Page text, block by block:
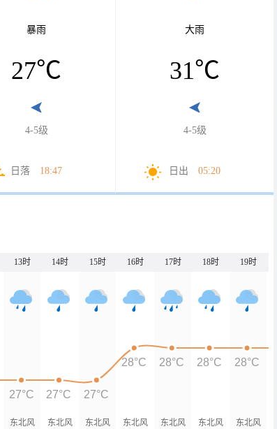
暴雨
27℃
4-5级
日落 18:47
大雨
31℃
4-5级
日出 05:20
13时 14时 15时 16时 17时 18时 19时
东北风 东北风 东北风 东北风 东北风 东北风 东北风
27°C 27°C 27°C
28°C 28°C 28°C 28°C